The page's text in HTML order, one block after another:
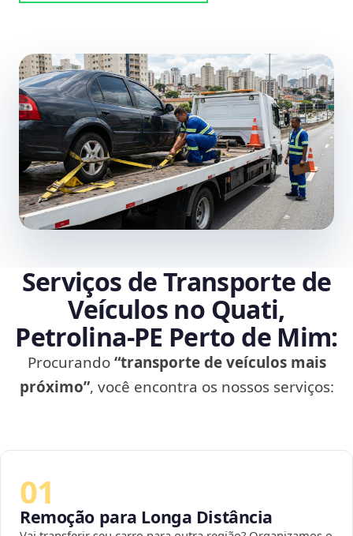
Serviços de Transporte de
Veículos no Quati,
Petrolina‑PE Perto de Mim:
Procurando“transporte de veículos mais
próximo”, você encontra os nossos serviços:
01
Remoção para Longa Distância